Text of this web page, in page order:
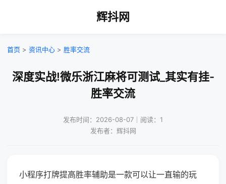
辉抖网
首页 > 资讯中心 > 胜率交流
深度实战!微乐浙江麻将可测试_其实有挂-
胜率交流
发布时间：2026-08-07｜阅读：1
发布者：辉抖网
小程序打牌提高胜率辅助是一款可以让一直输的玩